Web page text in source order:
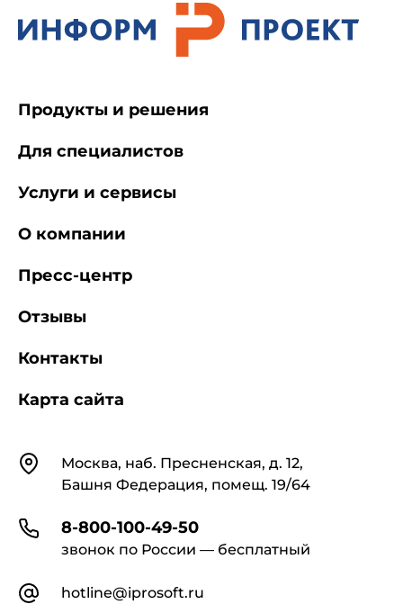
КонтактыМосква, наб. Пресненская, д. 12,
Башня Федерация, помещ. 19/64
8-800-100-49-50
звонок по России — бесплатный
hotline@iprosoft.ru
Продукты и решения
Для специалистов
Услуги и сервисы
О компании
Пресс-центр
Отзывы
Контакты
Карта сайта